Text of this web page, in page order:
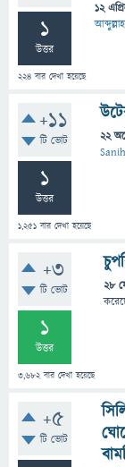
1
উত্তর
224 বার দেখা হয়েছে
12
+11
টি ভোট
1
উত্তর
1,251 বার দেখা হয়েছে
22
+3
টি ভোট
1
উত্তর
3,682বার দেখা হয়েছে
28
+5
টি ভোট